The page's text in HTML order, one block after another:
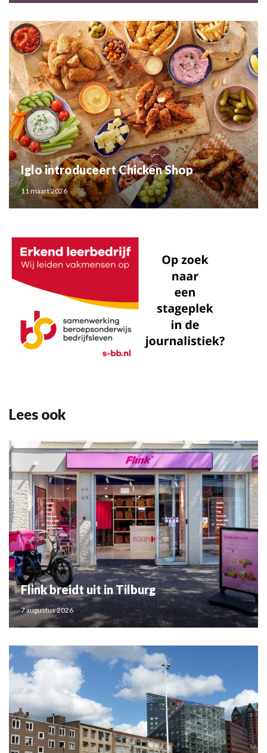
Iglo introduceert Chicken Shop
11 maart 2026
Lees ook
Flink breidt uit in Tilburg
7 augustus 2026